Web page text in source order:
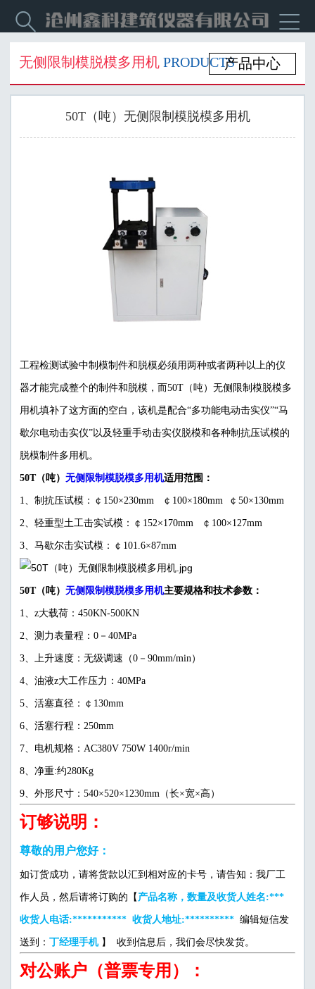


无侧限制模脱模多用机PRODUCTS产品中心
50T（吨）无侧限制模脱模多用机
工程检测试验中制模制件和脱模必须用两种或者两种以上的仪
器才能完成整个的制件和脱模，而50T（吨）无侧限制模脱模多
用机填补了这方面的空白，该机是配合“多功能电动击实仪”“马
歇尔电动击实仪”以及轻重手动击实仪脱模和各种制抗压试模的
脱模制件多用机。
50T（吨）无侧限制模脱模多用机适用范围：
1、制抗压试模：￠150×230mm ￠100×180mm ￠50×130mm
2、轻重型土工击实试模：￠152×170mm ￠100×127mm
3、马歇尔击实试模：￠101.6×87mm
50T（吨）无侧限制模脱模多用机主要规格和技术参数：
1、z大载荷：450KN-500KN
2、测力表量程：0－40MPa
3、上升速度：无级调速（0－90mm/min）
4、油液z大工作压力：40MPa
5、活塞直径：￠130mm
6、活塞行程：250mm
7、电机规格：AC380V 750W 1400r/min
8、净重:约280Kg
9、外形尺寸：540×520×1230mm（长×宽×高）
订够说明：
尊敬的用户您好：
如订货成功，请将货款以汇到相对应的卡号，请告知：我厂工
作人员，然后请将订购的【 产品名称，数量及收货人姓名:***
收货人电话:*********** 收货人地址:********** 编辑短信发
送到：丁经理手机 】 收到信息后，我们会尽快发货。
对公账户（普票专用）：